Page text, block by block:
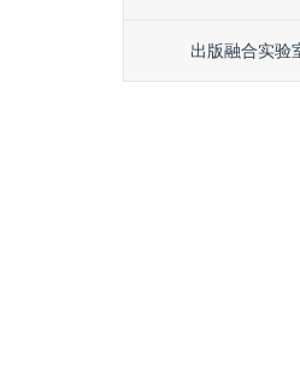
出版融合实验